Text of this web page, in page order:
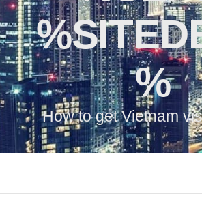
%
How to get Vietnam